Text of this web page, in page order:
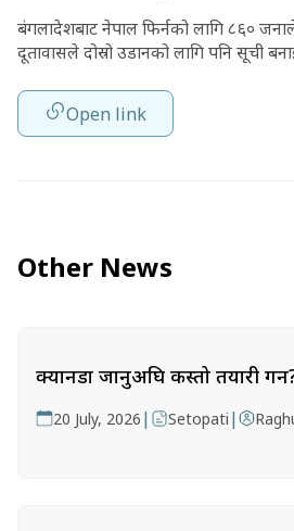
बंगलादेशबाट नेपाल फिर्नको लागि ८६०
दूतावासले दोस्रो उडानको लागि पनि सूची
Open link
Other News
क्यानडा जानुअघि कस्तो तयारी
20 July, 2026 | Setopati |